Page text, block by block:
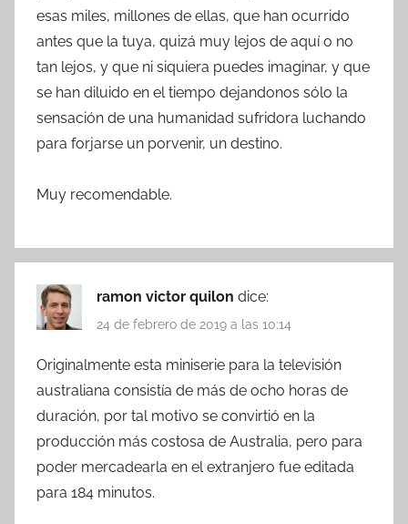
esas miles, millones de ellas, que han ocurrido
antes que la tuya, quizá muy lejos de aquí o no
tan lejos, y que ni siquiera puedes imaginar, y que
se han diluido en el tiempo dejandonos sólo la
sensación de una humanidad sufridora luchando
para forjarse un porvenir, un destino.
Muy recomendable.
ramon victor quilon dice:
24 de febrero de 2019 a las 10:14
Originalmente esta miniserie para la televisión
australiana consistía de más de ocho horas de
duración, por tal motivo se convirtió en la
producción más costosa de Australia, pero para
poder mercadearla en el extranjero fue editada
para 184 minutos.